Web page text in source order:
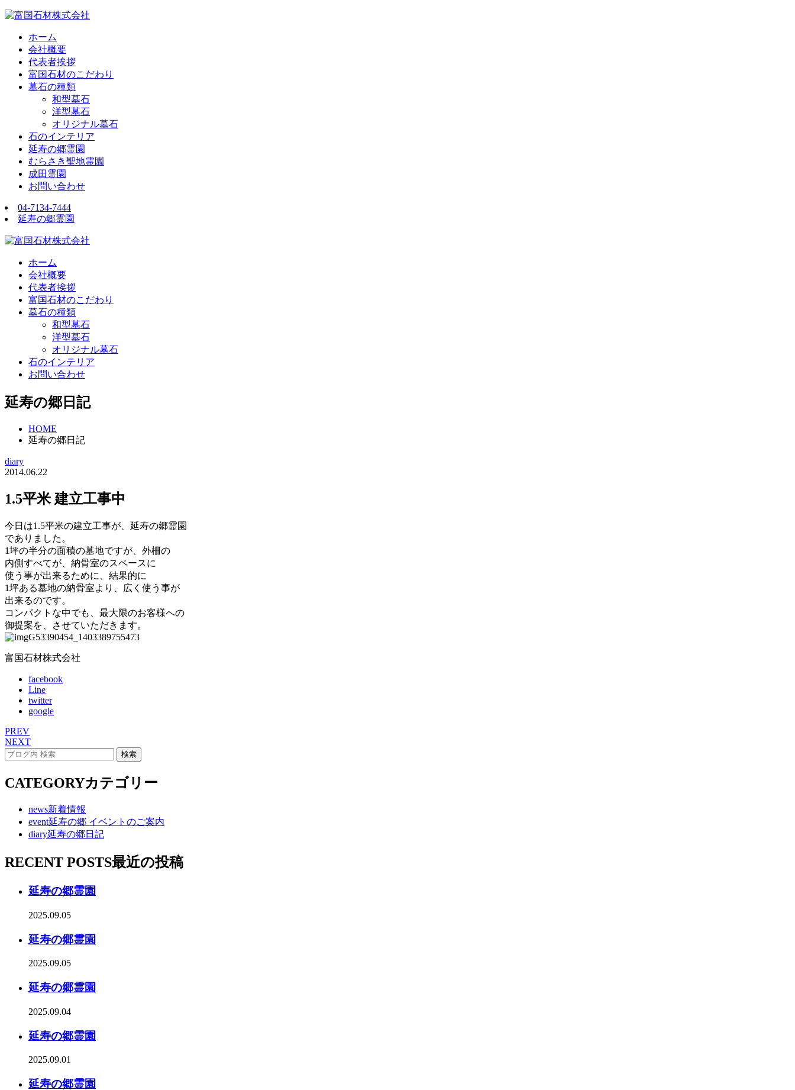
ホーム
会社概要
代表者挨拶
富国石材のこだわり
墓石の種類
和型墓石
洋型墓石
オリジナル墓石
石のインテリア
延寿の郷霊園
むらさき聖地霊園
成田霊園
お問い合わせ
04-7134-7444
延寿の郷霊園
ホーム
会社概要
代表者挨拶
富国石材のこだわり
墓石の種類
和型墓石
洋型墓石
オリジナル墓石
石のインテリア
お問い合わせ
延寿の郷日記
HOME
延寿の郷日記
diary
2014.06.22
1.5平米 建立工事中
今日は1.5平米の建立工事が、延寿の郷霊園
でありました。
1坪の半分の面積の墓地ですが、外柵の
内側すべてが、納骨室のスペースに
使う事が出来るために、結果的に
1坪ある墓地の納骨室より、広く使う事が
出来るのです。
コンパクトな中でも、最大限のお客様への
御提案を、させていただきます。
富国石材株式会社
facebook
Line
twitter
google
PREV
NEXT
CATEGORYカテゴリー
news新着情報
event延寿の郷 イベントのご案内
diary延寿の郷日記
RECENT POSTS最近の投稿
延寿の郷霊園
2025.09.05
延寿の郷霊園
2025.09.05
延寿の郷霊園
2025.09.04
延寿の郷霊園
2025.09.01
延寿の郷霊園